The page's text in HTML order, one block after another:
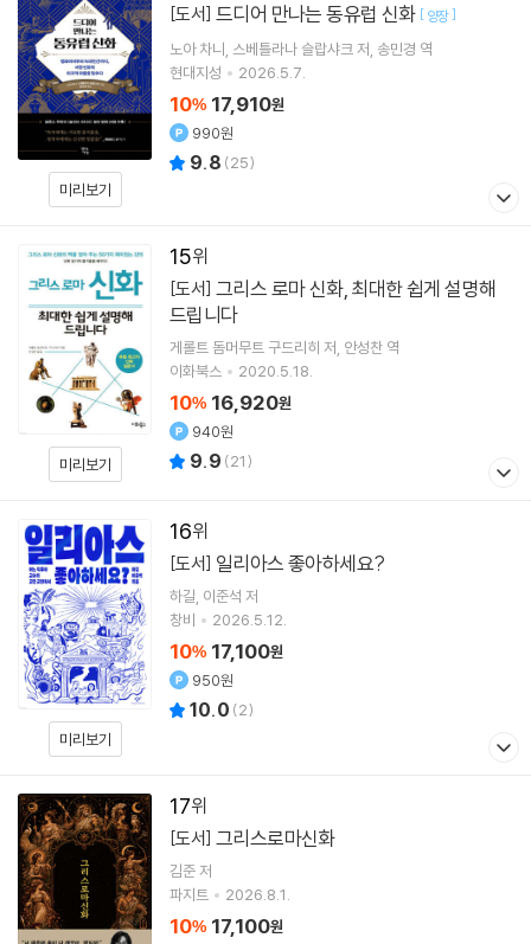
미리보기
[도서] 드디어 만나는 동유럽 신화 [ 양장]
노아 차니 스베틀라나 슬랍샤크 저 송민경 역
현대지성
2026.5.7.
10% 17,910원
990원
9.8 (25)
15
미리보기
[도서]
드립니다
게롤트 돔머무트 구드리히 저 안성찬 역
이화북스
2020.5.18.
10% 16,920원
940원
9.9 (21)
16
미리보기
[도서] 일리아스 좋아하세요?
하길 이준석 저
창비
2026.5.12.
10% 17,100원
950원
10.0 (2)
17
[도서] 그리스로마신화
김준저
파지트
2026.8.1.
10% 17,100원